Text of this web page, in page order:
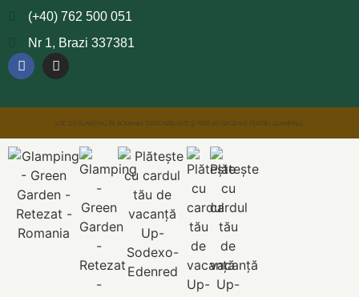
(+40) 762 500 051
Nr 1, Brazi 337381
LOC DE GLAMPING ÎN ROMANIA. DISPONIBILITATE ȘI PREȚURI GROZAVE PENTRU GLAMPING.